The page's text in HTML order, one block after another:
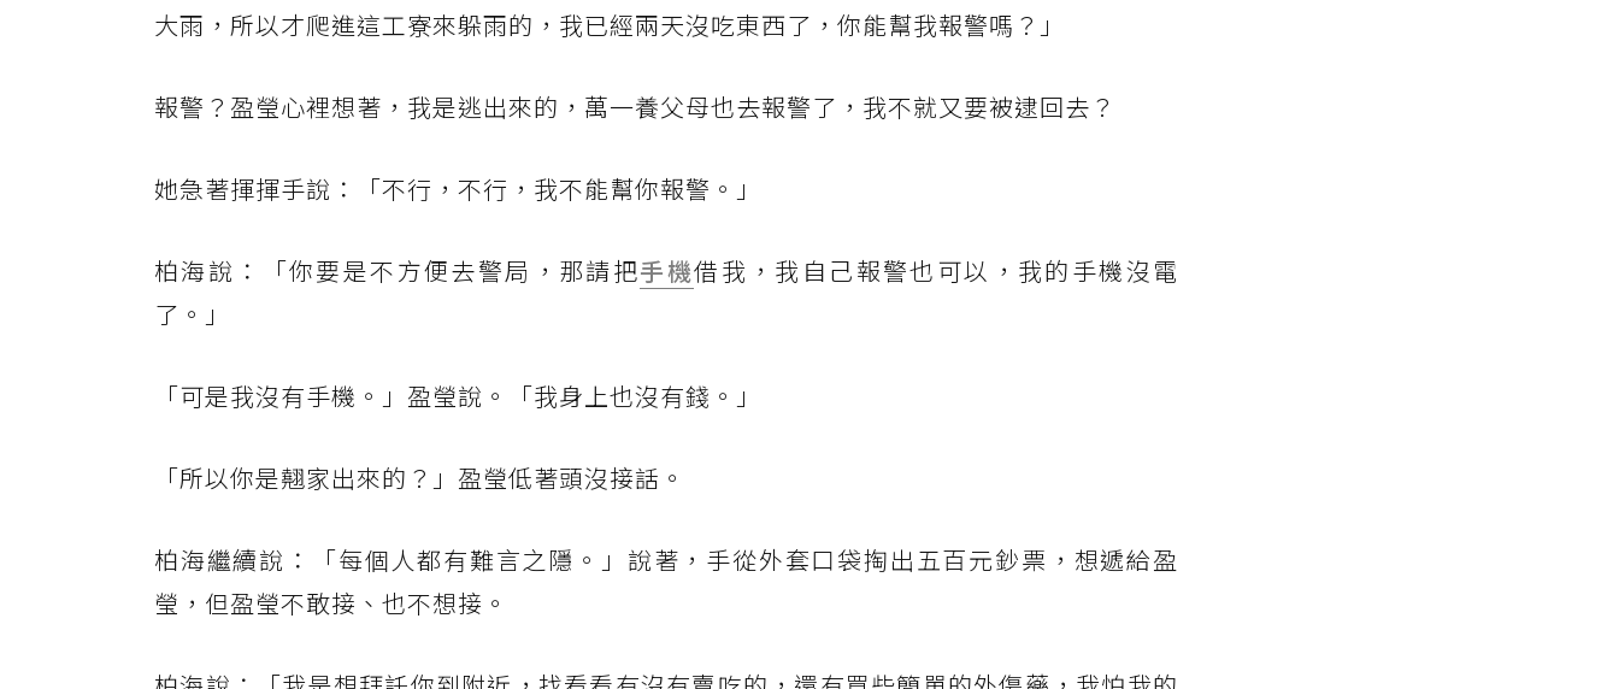
大雨，所以才爬進這工寮來躲雨的，我已經兩天沒吃東西了，你能幫我報警嗎？」
報警？盈瑩心裡想著，我是逃出來的，萬一養父母也去報警了，我不就又要被逮回去？
她急著揮揮手說：「不行，不行，我不能幫你報警。」
柏海說：「你要是不方便去警局，那請把手機借我，我自己報警也可以，我的手機沒電
了。」
「可是我沒有手機。」盈瑩說。「我身上也沒有錢。」
「所以你是翹家出來的？」盈瑩低著頭沒接話。
柏海繼續說：「每個人都有難言之隱。」說著，手從外套口袋掏出五百元鈔票，想遞給盈
瑩，但盈瑩不敢接、也不想接。